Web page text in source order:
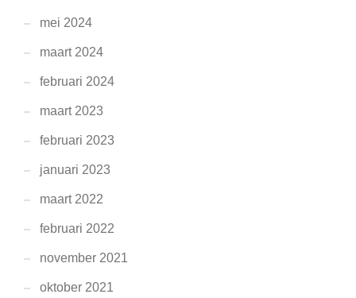
mei 2024
maart 2024
februari 2024
maart 2023
februari 2023
januari 2023
maart 2022
februari 2022
november 2021
oktober 2021